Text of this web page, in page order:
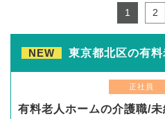
1 2
NEW 東京都北区の有
正社員
有料老人ホームの介護職/